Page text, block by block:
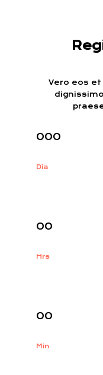
Vero eos
000
Día
00
Hrs
00
Min